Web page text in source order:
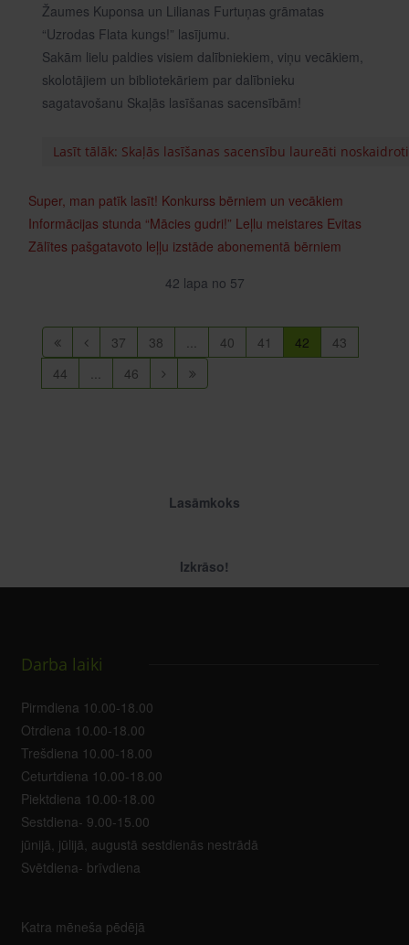
Žaumes Kuponsa un Lilianas Furtuņas grāmatas
“Uzrodas Flata kungs!” lasījumu.
Sakām lielu paldies visiem dalībniekiem, viņu vecākiem,
skolotājiem un bibliotekāriem par dalībnieku
sagatavošanu Skaļās lasīšanas sacensībām!
Lasīt tālāk: Skaļās lasīšanas sacensību laureāti
Super, man patīk lasīt! Konkurss bērniem un vecākiem
Informācijas stunda “Mācies gudri!” Leļlu meistares Evitas
Zālītes pašgatavoto leļļu izstāde abonementā bērniem
42 lapa no 57
37 38 40 41 42
43
44
46
Lasāmkoks
Izkrāso!
Darba laiki
Pirmdiena 10.00-18.00
Otrdiena 10.00-18.00
Trešdiena 10.00-18.00
Ceturtdiena 10.00-18.00
Piektdiena 10.00-18.00
Sestdiena- 9.00-15.00
jūnijā, jūlijā, augustā sestdienās nestrādā
Svētdiena- brīvdiena
Katra mēneša pēdējā